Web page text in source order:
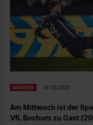
MÄNNER 01.03.2022
Am Mittwoch ist der
VfL Bochum zu Gast